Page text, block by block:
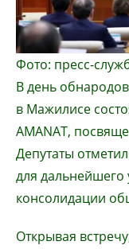
Фото: пресс-
В день
в Мажилисе
AMANAT,
Депутаты
для дальнейшего
консолидации
Открывая